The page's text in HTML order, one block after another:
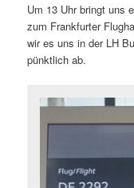
Um 13 Uhr bringt uns
zum Frankfurter
wir es uns in der LH
pünktlich ab.